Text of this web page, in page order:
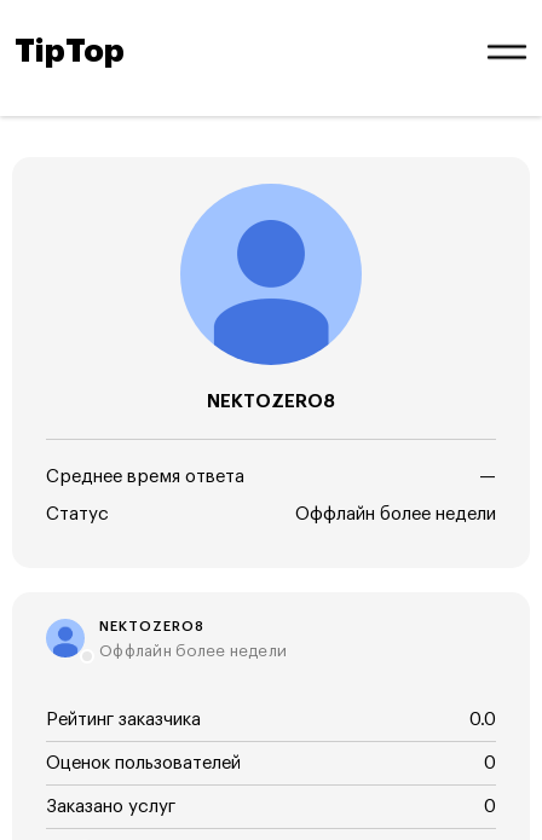
TipTop
NEKTOZERO8
Среднее время ответа —
Статус Оффлайн более недели
NEKTOZERO8
Оффлайн более недели
Рейтинг заказчика 0.0
Оценок пользователей 0
Заказано услуг 0